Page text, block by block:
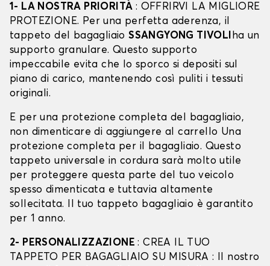
1- LA NOSTRA PRIORITÀ : OFFRIRVI LA MIGLIORE
PROTEZIONE. Per una perfetta aderenza, il
tappeto del bagagliaioSSANGYONG TIVOLIha un
supporto granulare. Questo supporto
impeccabile evita che lo sporco si depositi sul
piano di carico, mantenendo così puliti i tessuti
originali.
E per una protezione completa del bagagliaio,
non dimenticare di aggiungere al carrello Una
protezione completa per il bagagliaio. Questo
tappeto universale in cordura sarà molto utile
per proteggere questa parte del tuo veicolo
spesso dimenticata e tuttavia altamente
sollecitata. Il tuo tappeto bagagliaio è garantito
per 1 anno.
2- PERSONALIZZAZIONE: CREA IL TUO
TAPPETO PER BAGAGLIAIO SU MISURA : Il nostro